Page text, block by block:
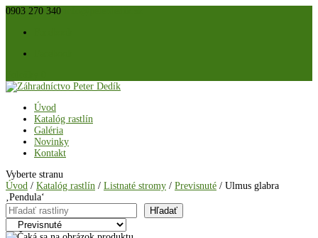
0903 270 340
Úvod
Katalóg rastlín
Galéria
Novinky
Kontakt
Vyberte stranu
Úvod / Katalóg rastlín / Listnaté stromy / Previsnuté / Ulmus glabra
‚Pendula‘
Hľadať
Hľadať